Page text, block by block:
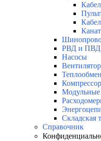
РВД и ПВД
Насосы
Модульные
Складская
Справочник